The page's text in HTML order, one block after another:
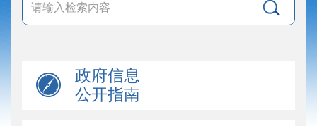
政府信息
公开指南